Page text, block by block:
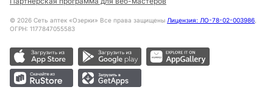
© 2026 Сеть аптек «Озерки» Все права защищены Лицензия: ЛО-78-02-003986,
ОГРН: 1177847055583